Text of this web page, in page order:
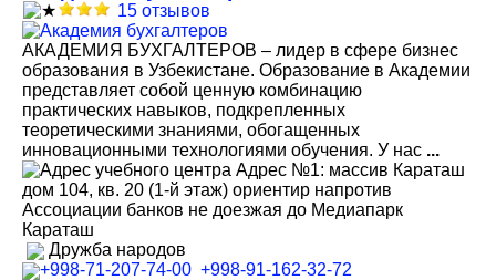
15 отзывов
АКАДЕМИЯ БУХГАЛТЕРОВ – лидер в сфере бизнес
образования в Узбекистане. Образование в Академии
представляет собой ценную комбинацию
практических навыков, подкрепленных
теоретическими знаниями, обогащенных
инновационными технологиями обучения. У нас ...
Адрес №1: массив Караташ
дом 104, кв. 20 (1-й этаж) ориентир напротив
Ассоциации банков не доезжая до Медиапарк
Караташ
Дружба народов
+998-71-207-74-00 +998-91-162-32-72